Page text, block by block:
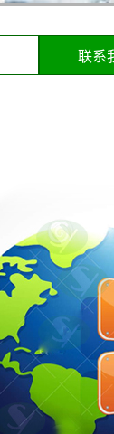
联系